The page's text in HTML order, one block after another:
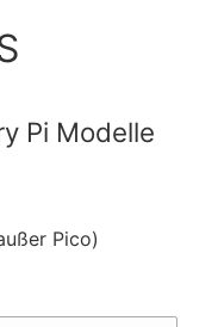
Pi Modelle
Pico)